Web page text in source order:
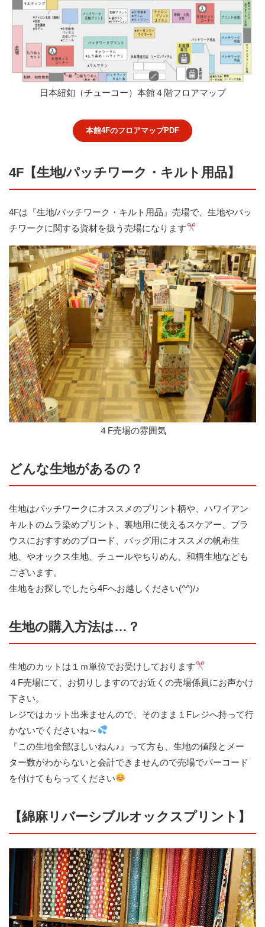
日本紐釦（チューコー）本館４階フロアマップ
本館4FのフロアマップPDF
4F【生地/パッチワーク・キルト用品】
4Fは『生地/パッチワーク・キルト用品』売場で、生地やパッ
チワークに関する資材を扱う売場になります
４F売場の雰囲気
どんな生地があるの？
生地はパッチワークにオススメのプリント柄や、ハワイアン
キルトのムラ染めプリント、裏地用に使えるスケアー、ブラ
ウスにおすすめのブロード、バッグ用にオススメの帆布生
地、やオックス生地、チュールやちりめん、和柄生地なども
ございます。
生地をお探しでしたら4Fへお越しください(^^)/♪
生地の購入方法は…？
生地のカットは１ｍ単位でお受けしております
４F売場にて、お切りしますのでお近くの売場係員にお声かけ
下さい。
レジではカット出来ませんので、そのまま１Fレジへ持って行
かないでくださいね～
『この生地全部ほしいねん♪』って方も、生地の値段とメー
ター数がわからないと会計できませんので売場でバーコード
を付けてもらってください
【綿麻リバーシブルオックスプリント】